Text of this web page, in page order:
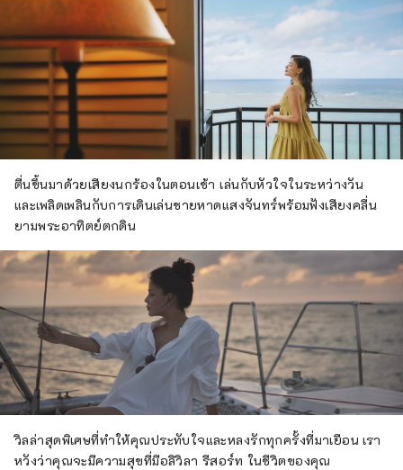
แห่ง เช่น "ฮิลตัน" "เชอราตัน" และ "โรงแรมนิก
โก้"
ตื่นขึ้นมาด้วยเสียงนกร้องในตอนเช้า เล่นกับหัวใจในระหว่างวัน
และเพลิดเพลินกับการเดินเล่นชายหาดแสงจันทร์พร้อมฟังเสียงคลื่น
ยามพระอาทิตย์ตกดิน
วิลล่าสุดพิเศษที่ทำให้คุณประทับใจและหลงรักทุกครั้งที่มาเยือน เรา
หวังว่าคุณจะมีความสุขที่มีอลิวิลา รีสอร์ท ในชีวิตของคุณ